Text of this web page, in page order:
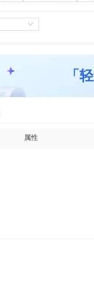
「
属性